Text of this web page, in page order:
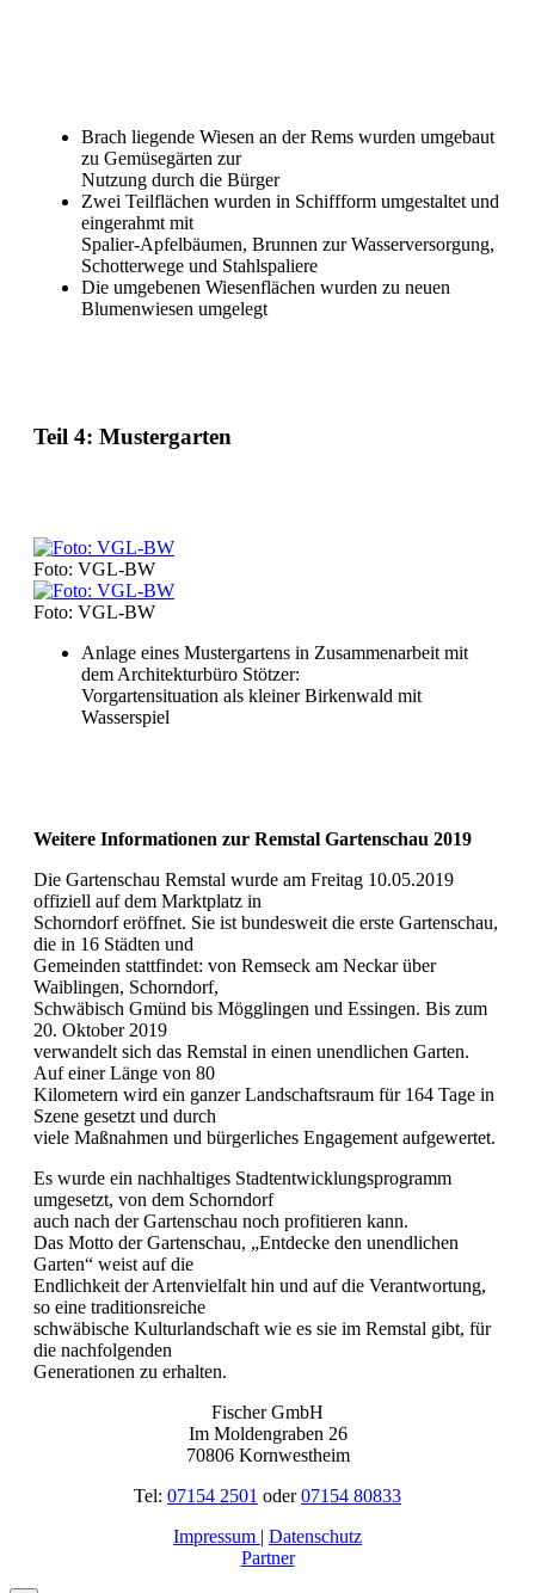
Brach liegende Wiesen an der Rems wurden umgebaut
zu Gemüsegärten zur
Nutzung durch die Bürger
Zwei Teilflächen wurden in Schiffform umgestaltet und
eingerahmt mit
Spalier-Apfelbäumen, Brunnen zur Wasserversorgung,
Schotterwege und Stahlspaliere
Die umgebenen Wiesenflächen wurden zu neuen
Blumenwiesen umgelegt
Teil 4: Mustergarten
Foto: VGL-BW
Foto: VGL-BW
Anlage eines Mustergartens in Zusammenarbeit mit
dem Architekturbüro Stötzer:
Vorgartensituation als kleiner Birkenwald mit
Wasserspiel
Weitere Informationen zur Remstal Gartenschau 2019
Die Gartenschau Remstal wurde am Freitag 10.05.2019
offiziell auf dem Marktplatz in
Schorndorf eröffnet. Sie ist bundesweit die erste Gartenschau,
die in 16 Städten und
Gemeinden stattfindet: von Remseck am Neckar über
Waiblingen, Schorndorf,
Schwäbisch Gmünd bis Mögglingen und Essingen. Bis zum
20. Oktober 2019
verwandelt sich das Remstal in einen unendlichen Garten.
Auf einer Länge von 80
Kilometern wird ein ganzer Landschaftsraum für 164 Tage in
Szene gesetzt und durch
viele Maßnahmen und bürgerliches Engagement aufgewertet.
Es wurde ein nachhaltiges Stadtentwicklungsprogramm
umgesetzt, von dem Schorndorf
auch nach der Gartenschau noch profitieren kann.
Das Motto der Gartenschau, „Entdecke den unendlichen
Garten“ weist auf die
Endlichkeit der Artenvielfalt hin und auf die Verantwortung,
so eine traditionsreiche
schwäbische Kulturlandschaft wie es sie im Remstal gibt, für
die nachfolgenden
Generationen zu erhalten.
Fischer GmbH
Im Moldengraben 26
70806 Kornwestheim
Tel: 07154 2501 oder07154 80833
Impressum | Datenschutz
Partner